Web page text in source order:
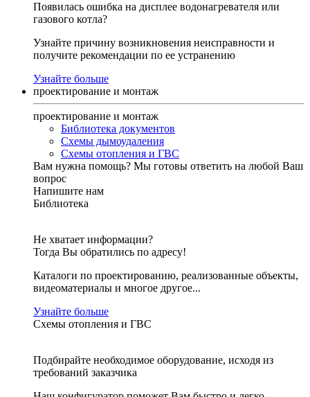
Появилась ошибка на дисплее водонагревателя или
газового котла?
Узнайте причину возникновения неисправности и
получите рекомендации по ее устранению
Узнайте больше
проектирование и монтаж
проектирование и монтаж
Библиотека документов
Схемы дымоудаления
Схемы отопления и ГВС
Вам нужна помощь? Мы готовы ответить на любой Ваш
вопрос
Напишите нам
Библиотека
Не хватает информации?
Тогда Вы обратились по адресу!
Каталоги по проектированию, реализованные объекты,
видеоматериалы и многое другое...
Узнайте больше
Схемы отопления и ГВС
Подбирайте необходимое оборудование, исходя из
требований заказчика